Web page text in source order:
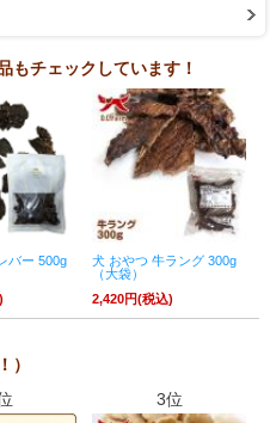
もチェックしています！
バー 500g
犬 おやつ 牛ラング 300g
（大袋）
2,420円(税込)
）
3位